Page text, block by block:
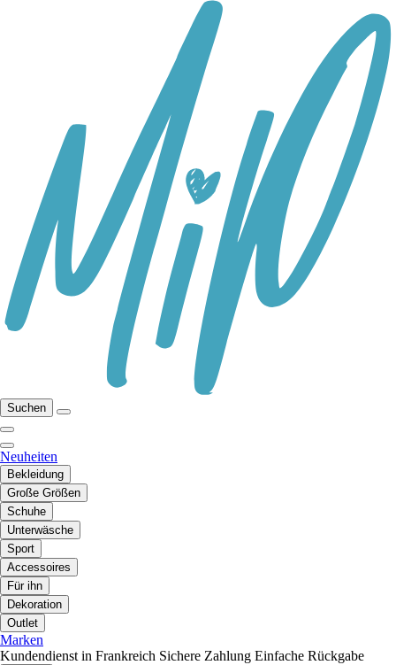
Suchen
Neuheiten
Bekleidung
Große Größen
Schuhe
Unterwäsche
Sport
Accessoires
Für ihn
Dekoration
Outlet
Marken
Kundendienst in Frankreich Sichere Zahlung Einfache Rückgabe